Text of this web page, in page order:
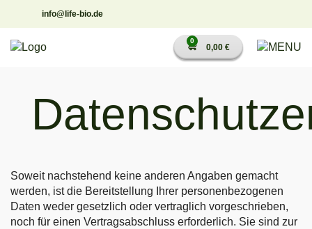
springen
info@life-bio.de
0
0,00 €
Soweit nachstehend keine anderen Angaben gemacht
werden, ist die Bereitstellung Ihrer personenbezogenen
Daten weder gesetzlich oder vertraglich vorgeschrieben,
noch für einen Vertragsabschluss erforderlich. Sie sind zur